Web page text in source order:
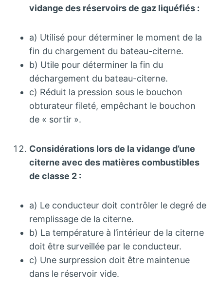
vidange des réservoirs de gaz liquéfiés :
a) Utilisé pour déterminer le moment de la
fin du chargement du bateau-citerne.
b) Utile pour déterminer la fin du
déchargement du bateau-citerne.
c) Réduit la pression sous le bouchon
obturateur fileté, empêchant le bouchon
de « sortir ».
Considérations lors de la vidange d’une
citerne avec des matières combustibles
de classe 2 :
a) Le conducteur doit contrôler le degré de
remplissage de la citerne.
b) La température à l’intérieur de la citerne
doit être surveillée par le conducteur.
c) Une surpression doit être maintenue
dans le réservoir vide.